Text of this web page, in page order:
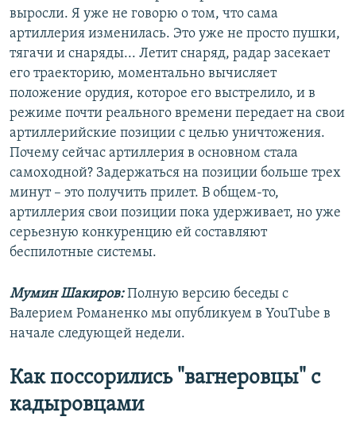
выросли. Я уже не говорю о том, что сама
артиллерия изменилась. Это уже не просто пушки,
тягачи и снаряды... Летит снаряд, радар засекает
его траекторию, моментально вычисляет
положение орудия, которое его выстрелило, и в
режиме почти реального времени передает на свои
артиллерийские позиции с целью уничтожения.
Почему сейчас артиллерия в основном стала
самоходной? Задержаться на позиции больше трех
минут – это получить прилет. В общем-то,
артиллерия свои позиции пока удерживает, но уже
серьезную конкуренцию ей составляют
беспилотные системы.
Мумин Шакиров:Полную версию беседы с
Валерием Романенко мы опубликуем в YouTube в
начале следующей недели.
Как поссорились "вагнеровцы" с
кадыровцами